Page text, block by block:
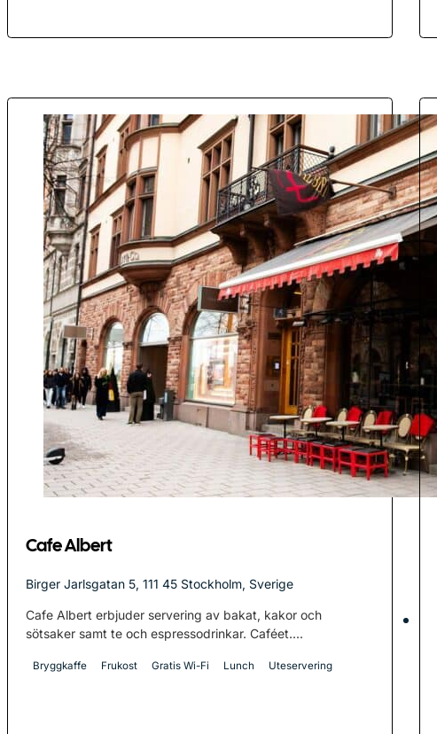
Cafe Albert
Birger Jarlsgatan 5, 111 45 Stockholm, Sverige
Cafe Albert erbjuder servering av bakat, kakor och
sötsaker samt te och espressodrinkar. Caféet....
Bryggkaffe Frukost Gratis Wi-Fi Lunch Uteservering